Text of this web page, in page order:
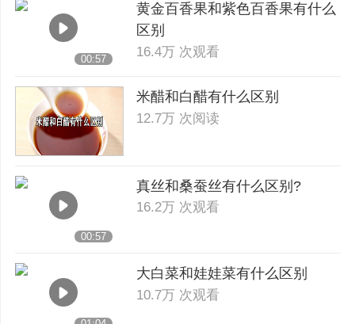
00:57
黄金百香果和紫色百香果有什么
区别
16.4万 次观看
米醋和白醋有什么区别
12.7万 次阅读
00:57
真丝和桑蚕丝有什么区别?
16.2万 次观看
大白菜和娃娃菜有什么区别
10.7万 次观看